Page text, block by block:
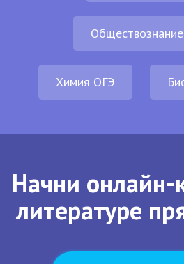
Химия ОГЭ
Начни онлайн-
литературе